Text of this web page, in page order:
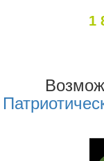
1